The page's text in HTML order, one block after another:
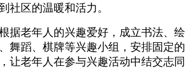
社区的温暖和活力。
据老年人的兴趣爱好，成立书法、绘
舞蹈、棋牌等兴趣小组，安排固定的
让老年人在参与兴趣活动中结交志同